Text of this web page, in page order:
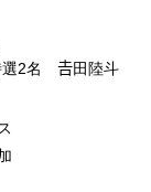
選2名 𠮷田陸斗
奈